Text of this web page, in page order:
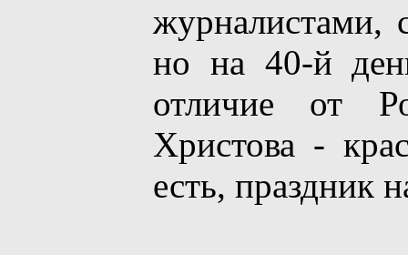
журналистами,
но на 40-й
отличие от
Христова -
есть, праздник